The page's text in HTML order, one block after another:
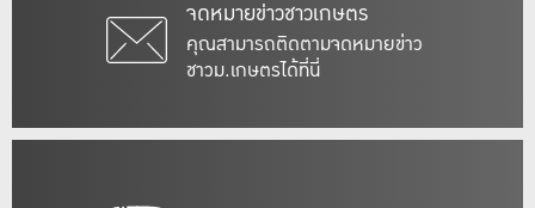
จดหมายข่าวชาวเกษตร
คุณสามารถติดตามจดหมายข่าว
ชาวม.เกษตรได้ที่นี่